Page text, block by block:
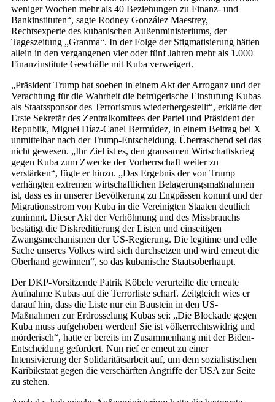
weniger Wochen mehr als 40 Beziehungen zu Finanz- und
Bankinstituten“, sagte Rodney González Maestrey,
Rechtsexperte des kubanischen Außenministeriums, der
Tageszeitung „Granma“. In der Folge der Stigmatisierung hätten
allein in den vergangenen vier oder fünf Jahren mehr als 1.000
Finanzinstitute Geschäfte mit Kuba verweigert.
„Präsident Trump hat soeben in einem Akt der Arroganz und der
Verachtung für die Wahrheit die betrügerische Einstufung Kubas
als Staatssponsor des Terrorismus wiederhergestellt“, erklärte der
Erste Sekretär des Zentralkomitees der Partei und Präsident der
Republik, Miguel Díaz-Canel Bermúdez, in einem Beitrag bei X
unmittelbar nach der Trump-Entscheidung. Überraschend sei das
nicht gewesen. „Ihr Ziel ist es, den grausamen Wirtschaftskrieg
gegen Kuba zum Zwecke der Vorherrschaft weiter zu
verstärken“, fügte er hinzu. „Das Ergebnis der von Trump
verhängten extremen wirtschaftlichen Belagerungsmaßnahmen
ist, dass es in unserer Bevölkerung zu Engpässen kommt und der
Migrationsstrom von Kuba in die Vereinigten Staaten deutlich
zunimmt. Dieser Akt der Verhöhnung und des Missbrauchs
bestätigt die Diskreditierung der Listen und einseitigen
Zwangsmechanismen der US-Regierung. Die legitime und edle
Sache unseres Volkes wird sich durchsetzen und wird erneut die
Oberhand gewinnen“, so das kubanische Staatsoberhaupt.
Der DKP-Vorsitzende Patrik Köbele verurteilte die erneute
Aufnahme Kubas auf die Terrorliste scharf. Zeitgleich wies er
darauf hin, dass die Liste nur ein Baustein in den US-
Maßnahmen zur Erdrosselung Kubas sei: „Die Blockade gegen
Kuba muss aufgehoben werden! Sie ist völkerrechtswidrig und
mörderisch“, hatte er bereits im Zusammenhang mit der Biden-
Entscheidung gefordert. Nun rief er erneut zu einer
Intensivierung der Solidaritätsarbeit auf, um dem sozialistischen
Karibikstaat gegen die verschärften Angriffe der USA zur Seite
zu stehen.